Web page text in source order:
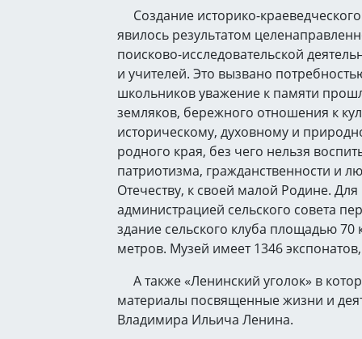
Создание историко-
явилось результатом
поисково-исследовательской
и учителей. Это вызвано
школьников уважение к памяти
земляков, бережного отношения к
историческому, духовному и
родного края, без чего нельзя
патриотизма, гражданственности и
Отечеству, к своей малой Родине. Для
администрацией сельского совета
здание сельского клуба площадью 70
метров. Музей имеет 1346
А также «Ленинский уголок» в
материалы посвященные жизни и
Владимира Ильича Ленина.